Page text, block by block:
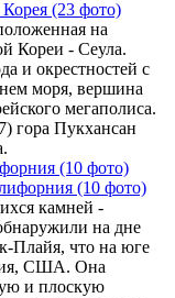
на
Кореи - Сеула.
и окрестностей с
моря, вершина
мегаполиса.
гора Пукхансан
(10 фото)
камней -
на дне
Плайя, что на юге
США. Она
и плоскую